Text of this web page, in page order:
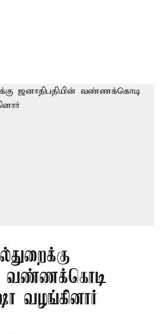
வண்ணக்கொடி
வழங்கினார்